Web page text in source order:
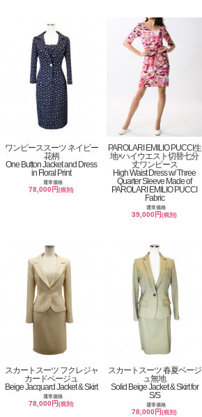
ワンピーススーツ ネイビー
花柄
One Button Jacket and Dress
in Floral Print
通常価格
78,000円(税別)
PAROLARI EMILIO PUCCI生
地×ハイウエスト切替七分
丈ワンピース
High Waist Dress w/ Three
Quarter Sleeve Made of
PAROLARI EMILIO PUCCI
Fabric
通常価格
39,000円(税別)
スカートスーツ フクレジャ
カードベージュ
Beige Jacquard Jacket & Skirt
通常価格
78,000円(税別)
スカートスーツ 春夏ベージ
ュ無地
Solid Beige Jacket & Skirt for
S/S
通常価格
78,000円(税別)